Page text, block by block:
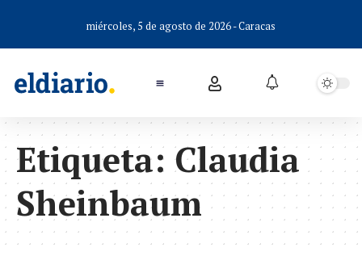
miércoles, 5 de agosto de 2026 - Caracas
Etiqueta: Claudia
Sheinbaum